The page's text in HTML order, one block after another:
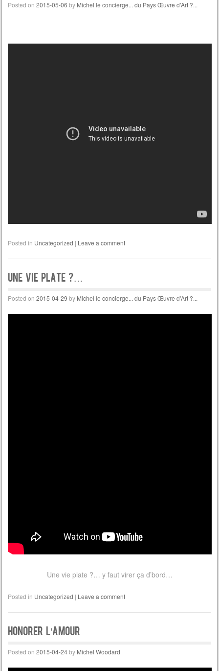
Posted on 2015-05-06 by Michel le concierge... du Pays Œuvre d'Art ?...
Posted in Uncategorized | Leave a comment
Une vie plate ?…
Posted on 2015-04-29 by Michel le concierge... du Pays Œuvre d'Art ?...
Une vie plate ?… y faut virer ça d’bord…
Posted in Uncategorized | Leave a comment
Honorer l’Amour
Posted on 2015-04-24by Michel Woodard